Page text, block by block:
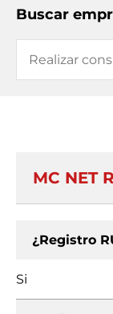
Buscar
MC NET
¿Registro
Si